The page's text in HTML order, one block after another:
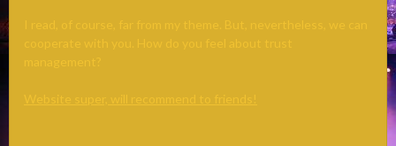
I read, of course, far from my theme. But, nevertheless, we can
cooperate with you. How do you feel about trust
management?
Website super, will recommend to friends!